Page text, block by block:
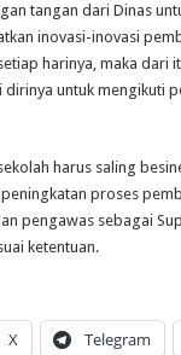
tangan dari Dinas
inovasi-inovasi
harinya, maka dari
dirinya untuk mengikuti
harus saling
proses
pengawas sebagai
ketentuan.
X Telegram